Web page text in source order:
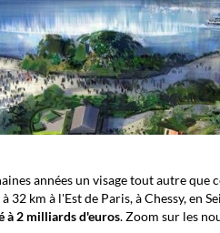
années un visage tout autre
km à l'Est de Paris, à Chessy, en
à 2 milliards d'euros. Zoom sur les